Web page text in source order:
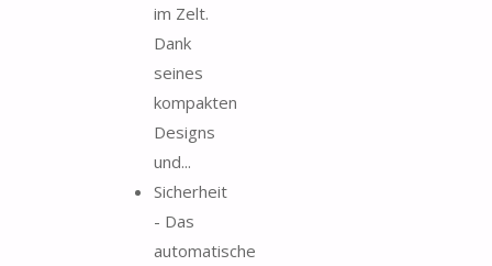
im Zelt.
Dank
seines
kompakten
Designs
und...
Sicherheit
- Das
automatische